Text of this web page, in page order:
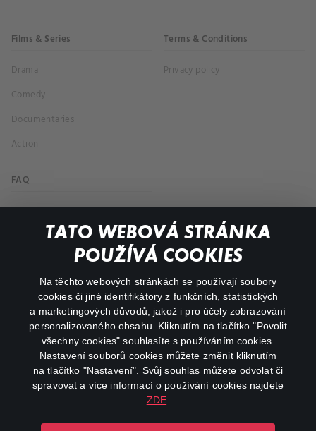
TATO WEBOVÁ STRÁNKA
POUŽÍVÁ COOKIES
Na těchto webových stránkách se používají soubory
cookies či jiné identifikátory z funkčních, statistických
a marketingových důvodů, jakož i pro účely zobrazování
personalizovaného obsahu. Kliknutím na tlačítko "Povolit
všechny cookies" souhlasíte s používáním cookies.
Nastavení souborů cookies můžete změnit kliknutím
na tlačítko "Nastavení". Svůj souhlas můžete odvolat či
spravovat a více informací o používání cookies najdete
ZDE
Films & Series
Drama
Comedy
Documentaries
Action
Terms & Conditions
Privacy policy
FAQ
My profile
facebookinstagram
youtube